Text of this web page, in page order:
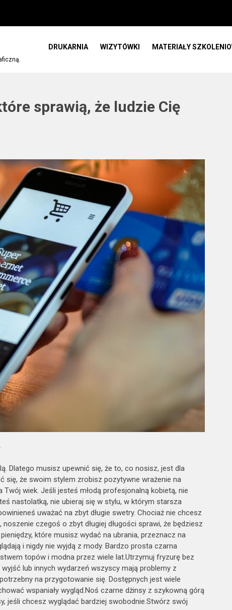
DRUKARNIA WIZYTÓWKI MATERIAŁY
sprawią, że ludzie Cię
Dlatego musisz upewnić się, że to, co nosisz, jest dla
się, że swoim stylem zrobisz pozytywne wrażenie na
wiek. Jeśli jesteś młodą profesjonalną kobietą, nie
nastolatką, nie ubieraj się w stylu, w którym starsza
uważać na zbyt długie swetry. Chociaż nie chcesz
czegoś o zbyt długiej długości sprawi, że będziesz
które musisz wydać na ubrania, przeznacz na
i nigdy nie wyjdą z mody. Bardzo prosta czarna
topów i modna przez wiele lat.Utrzymuj fryzurę bez
lub innych wydarzeń wszyscy mają problemy z
na przygotowanie się. Dostępnych jest wiele
wspaniały wygląd.Noś czarne dżinsy z szykowną górą
jeśli chcesz wyglądać bardziej swobodnie.Stwórz swój